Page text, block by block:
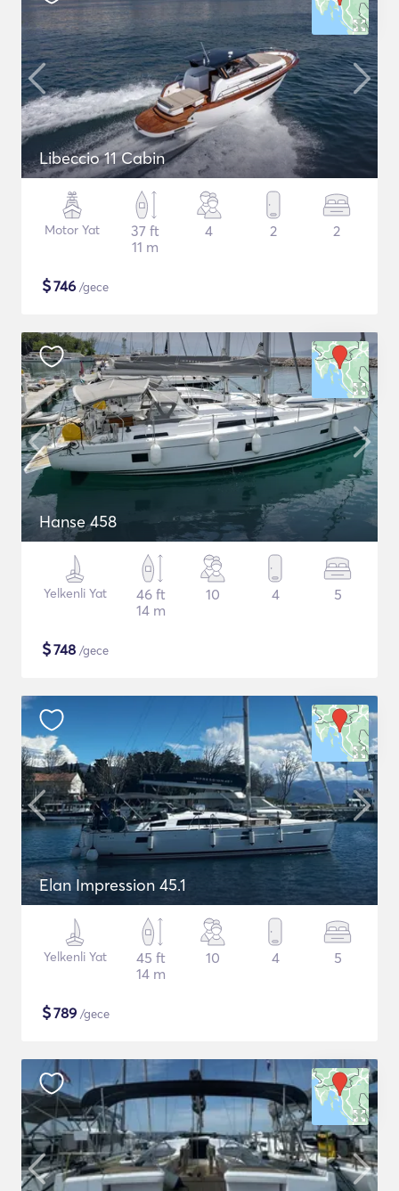
Libeccio 11 Cabin
Motor Yat
37 ft
11 m
4 2 2
$746 /gece
Hanse 458
Yelkenli Yat
46 ft
14 m
10 4 5
$748 /gece
Elan Impression 45.1
Yelkenli Yat
45 ft
14 m
10 4 5
$789 /gece